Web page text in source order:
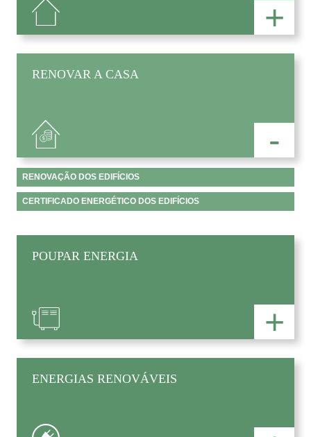
+
RENOVAR A CASA
-
RENOVAÇÃO DOS EDIFÍCIOS
CERTIFICADO ENERGÉTICO DOS EDIFÍCIOS
POUPAR ENERGIA
+
ENERGIAS RENOVÁVEIS